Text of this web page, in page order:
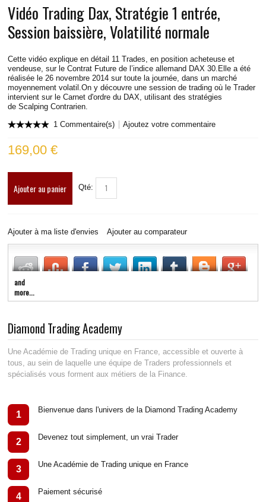
VIDÉOS TRADING S&P
VIDÉOS TRADING EUROSTOXX
VIDÉOS TRADING SPREAD DAX-STOXX
VIDÉOS TRADING EUR/USD
INFOS PRATIQUES
CONTACT
LIVE RADIO New
Vidéo Trading Dax, Stratégie 1 entrée,
Session baissière, Volatilité normale
Cette vidéo explique en détail 11 Trades, en position acheteuse et
vendeuse, sur le Contrat Future de l’indice allemand DAX 30.Elle a été
réalisée le 26 novembre 2014 sur toute la journée, dans un marché
moyennement volatil.On y découvre une session de trading où le Trader
intervient sur le Carnet d'ordre du DAX, utilisant des stratégies
de Scalping Contrarien.
1 Commentaire(s)
Ajoutez votre commentaire
169,00 €
Ajouter au panier Qté:
Ajouter à ma liste d'envies Ajouter au comparateur
and
more...
Diamond Trading Academy
Une Académie de Trading unique en France, accessible et ouverte à
tous, au sein de laquelle une équipe de Traders professionnels et
spécialisés vous forment aux métiers de la Finance.
1 Bienvenue dans l'univers de la Diamond Trading Academy
2 Devenez tout simplement, un vrai Trader
3 Une Académie de Trading unique en France
4 Paiement sécurisé